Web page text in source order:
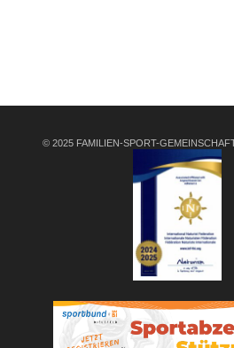
© 2025 FAMILIEN-SPORT-